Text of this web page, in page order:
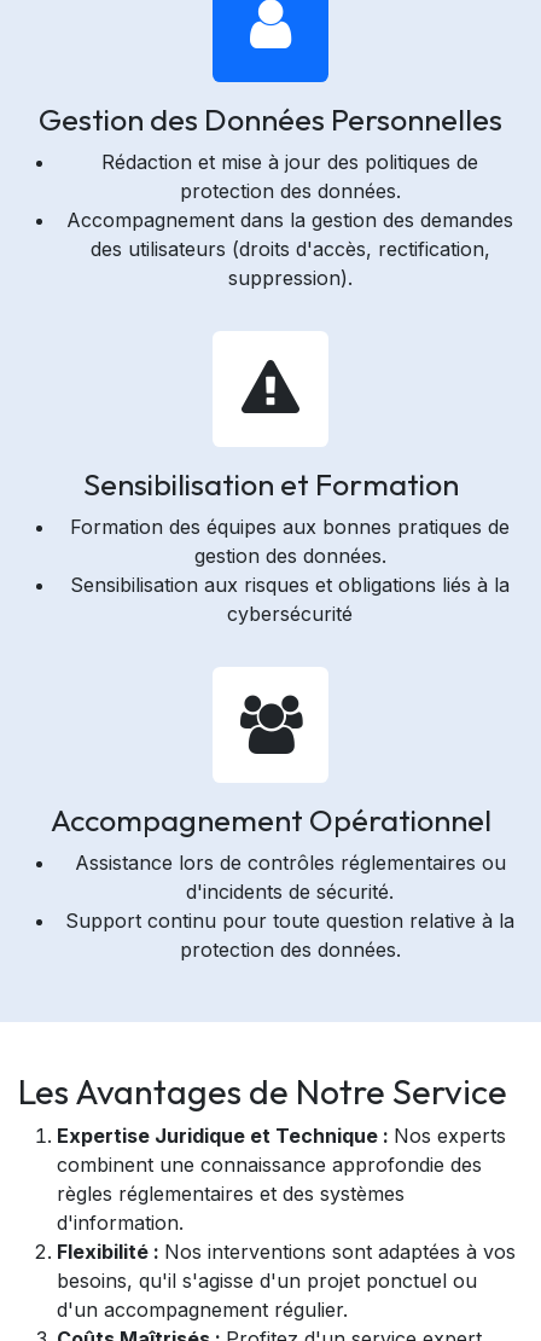
Gestion des Données Personnelles
Rédaction et mise à jour des politiques de
protection des données.
Accompagnement dans la gestion des demandes
des utilisateurs (droits d'accès, rectification,
suppression).
Sensibilisation et Formation
Formation des équipes aux bonnes pratiques de
gestion des données.
Sensibilisation aux risques et obligations liés à la
cybersécurité
Accompagnement Opérationnel
Assistance lors de contrôles réglementaires ou
d'incidents de sécurité.
Support continu pour toute question relative à la
protection des données.
Les Avantages de Notre Service
Expertise Juridique et Technique : Nos experts
combinent une connaissance approfondie des
règles réglementaires et des systèmes
d'information.
Flexibilité : Nos interventions sont adaptées à vos
besoins, qu'il s'agisse d'un projet ponctuel ou
d'un accompagnement régulier.